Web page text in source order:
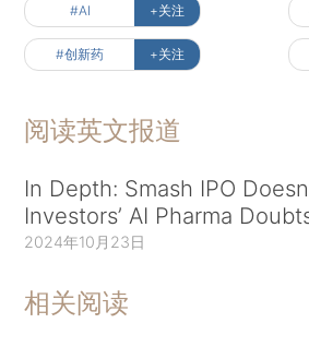
#AI +关注
#创新药 +关注
阅读英文报道
In Depth: Smash IPO
Investors’ AI Pharma
2024年10月23日
相关阅读